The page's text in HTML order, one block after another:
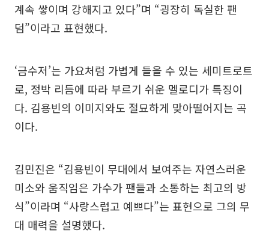
계속 쌓이며 강해지고 있다”며 “굉장히 독실한 팬
덤”이라고 표현했다.
‘금수저’는 가요처럼 가볍게 들을 수 있는 세미트로트
로, 정박 리듬에 따라 부르기 쉬운 멜로디가 특징이
다. 김용빈의 이미지와도 절묘하게 맞아떨어지는 곡
이다.
김민진은 “김용빈이 무대에서 보여주는 자연스러운
미소와 움직임은 가수가 팬들과 소통하는 최고의 방
식”이라며 “사랑스럽고 예쁘다”는 표현으로 그의 무
대 매력을 설명했다.